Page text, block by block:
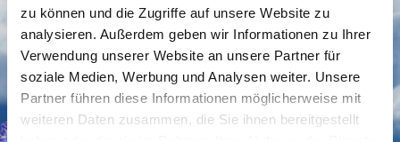
zu können und die Zugriffe auf unsere Website zu
analysieren. Außerdem geben wir Informationen zu Ihrer
Verwendung unserer Website an unsere Partner für
soziale Medien, Werbung und Analysen weiter. Unsere
Partner führen diese Informationen möglicherweise mit
weiteren Daten zusammen, die Sie ihnen bereitgestellt